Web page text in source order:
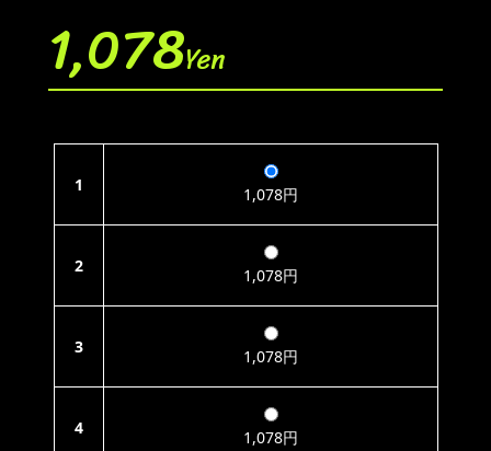
1,078Yen
1 1,078円
2 1,078円
3 1,078円
4 1,078円